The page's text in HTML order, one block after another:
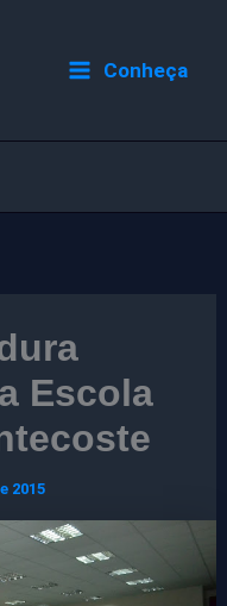
Conheça
Escola
2015